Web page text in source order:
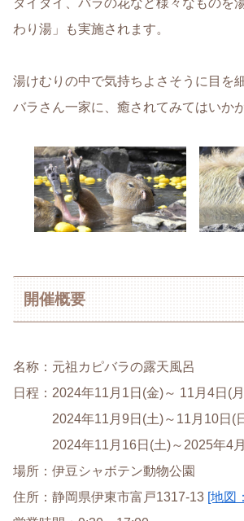
ダイダイ、バラの花など様々なものを
わり湯」も実施されます。
湯けむりの中で気持ちよさそうに目を
バラさん一家に、癒されてみてはいか
開催概要
名称：元祖カピバラの露天風呂
日程：2024年11月1日(金)～ 11月4日(
2024年11月9日(土)～11月10日(
2024年11月16日(土)～2025年4月
場所：伊豆シャボテン動物公園
住所：静岡県伊東市富戸1317-13 [地図